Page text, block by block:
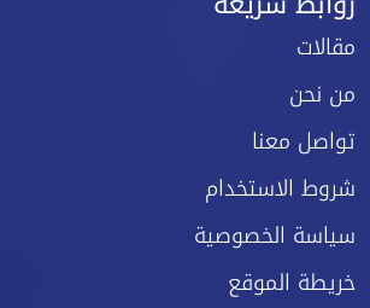
مقالات
من نحن
تواصل معنا
شروط الاستخدام
سياسة الخصوصية
خريطة الموقع